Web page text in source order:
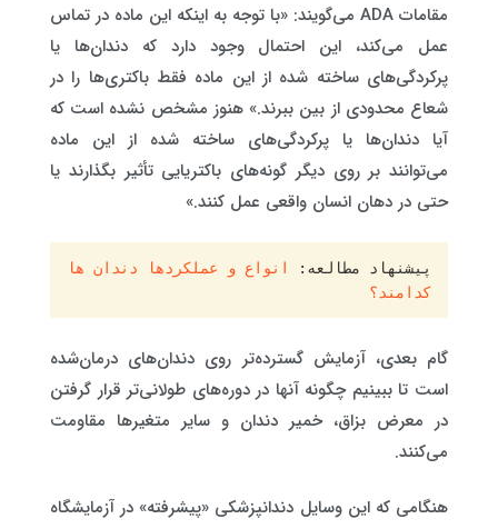
مقامات ADA می‌گویند: «با توجه به اینکه این ماده در تماس
عمل می‌کند، این احتمال وجود دارد که دندان‌ها یا
پرکردگی‌های ساخته شده از این ماده فقط باکتری‌ها را در
شعاع محدودی از بین ببرند.» هنوز مشخص نشده است که
آیا دندان‌ها یا پرکردگی‌های ساخته شده از این ماده
می‌توانند بر روی دیگر گونه‌های باکتریایی تأثیر بگذارند یا
حتی در دهان انسان واقعی عمل کنند.»
پیشنهاد مطالعه:
کدامند؟
گام بعدی، آزمایش گسترده‌تر روی دندان‌های درمان‌شده
است تا ببینیم چگونه آنها در دوره‌های طولانی‌تر قرار گرفتن
در معرض بزاق، خمیر دندان و سایر متغیرها مقاومت
می‌کنند.
هنگامی که این وسایل دندانپزشکی «پیشرفته» در آزمایشگاه